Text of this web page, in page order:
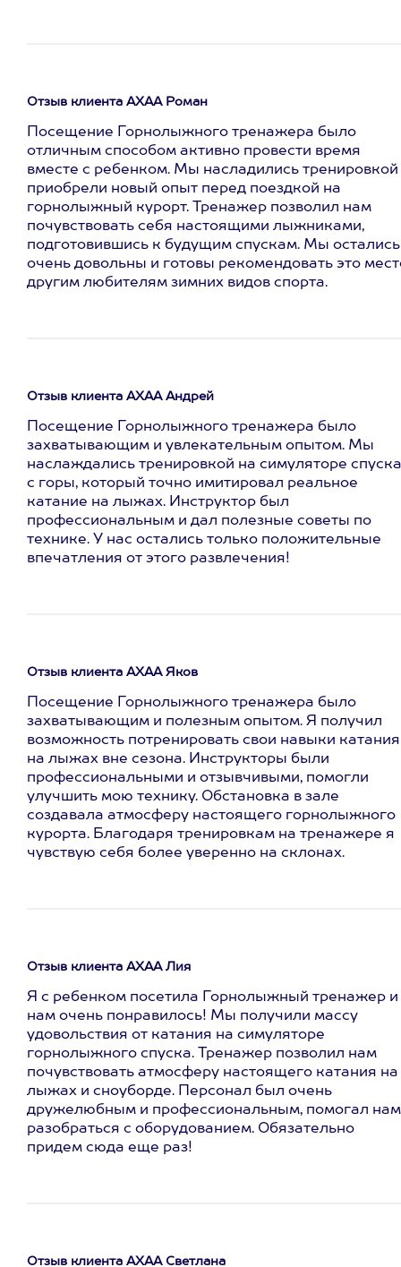
Отзыв клиента АХАА Роман
Посещение Горнолыжного тренажера было
отличным способом активно провести время
вместе с ребенком. Мы насладились тренировкой
приобрели новый опыт перед поездкой на
горнолыжный курорт. Тренажер позволил нам
почувствовать себя настоящими лыжниками,
подготовившись к будущим спускам. Мы остались
очень довольны и готовы рекомендовать это
другим любителям зимних видов спорта.
Отзыв клиента АХАА Андрей
Посещение Горнолыжного тренажера было
захватывающим и увлекательным опытом. Мы
наслаждались тренировкой на симуляторе спуска
с горы, который точно имитировал реальное
катание на лыжах. Инструктор был
профессиональным и дал полезные советы по
технике. У нас остались только положительные
впечатления от этого развлечения!
Отзыв клиента АХАА Яков
Посещение Горнолыжного тренажера было
захватывающим и полезным опытом. Я получил
возможность потренировать свои навыки катания
на лыжах вне сезона. Инструкторы были
профессиональными и отзывчивыми, помогли
улучшить мою технику. Обстановка в зале
создавала атмосферу настоящего горнолыжного
курорта. Благодаря тренировкам на тренажере я
чувствую себя более уверенно на склонах.
Отзыв клиента АХАА Лия
Я с ребенком посетила Горнолыжный тренажер и
нам очень понравилось! Мы получили массу
удовольствия от катания на симуляторе
горнолыжного спуска. Тренажер позволил нам
почувствовать атмосферу настоящего катания на
лыжах и сноуборде. Персонал был очень
дружелюбным и профессиональным, помогал нам
разобраться с оборудованием. Обязательно
придем сюда еще раз!
Отзыв клиента АХАА Светлана